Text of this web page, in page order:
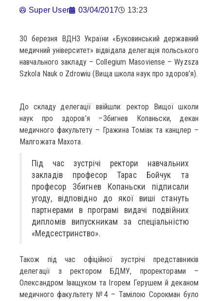
Super User 03/04/2017 13:23
30 березня ВДНЗ України «Буковинський державний
медичний університет» відвідала делегація польського
навчального закладу – Collegium Masoviense – Wyzsza
Szkola Nauk o Zdrowiu (Вища школа наук про здоров’я).
До складу делегації ввійшли: ректор Вищої школи
наук про здоров’я –Збигнев Копаньски, декан
медичного факультету – Гражина Томіак та канцлер –
Малгожата Махота.
Під час зустрічі ректори навчальних
закладів професор Тарас Бойчук та
професор Збигнев Копаньски підписали
угоду, відповідно до якої виші стануть
партнерами в програмі видачі подвійних
дипломів випускникам за спеціальністю
«Медсестринство».
Також під час офіційної зустрічі представників
делегації з ректором БДМУ, проректорами –
Олександром Іващуком та Ігорем Герушем й деканом
медичного факультету №4 – Тамілою Сорокман було